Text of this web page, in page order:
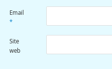
Email
*
Site
web